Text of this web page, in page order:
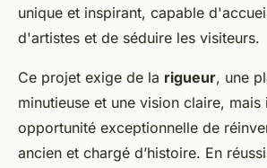
unique et inspirant, capable
d'artistes et de séduire les visiteurs.
Ce projet exige de la rigueur, une
minutieuse et une vision claire,
opportunité exceptionnelle de
ancien et chargé d’histoire. En